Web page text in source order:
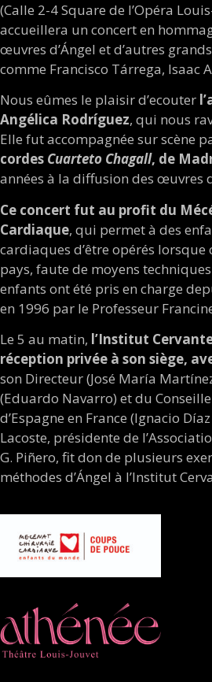
(Calle 2-4 Square de l’Opéra
accueillera un concert en
œuvres d’Ángel et d’autres
comme Francisco Tárrega, Isaac
Nous eûmes le plaisir d’ecouter
Angélica Rodríguez, qui nous
Elle fut accompagnée sur scène
cordes Cuarteto Chagall, de
années à la diffusion des œuvres
Ce concert fut au profit du
Cardiaque, qui permet à des
cardiaques d’être opérés
pays, faute de moyens
enfants ont été pris en charge
en 1996 par le Professeur
Le 5 au matin, l’Institut
réception privée à son siège,
son Directeur (José María
(Eduardo Navarro) et du
d’Espagne en France (Ignacio
Lacoste, présidente de
G. Piñero, fit don de plusieurs
méthodes d’Ángel à l’Institut